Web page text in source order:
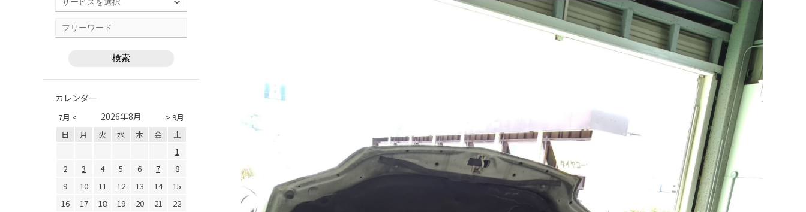
カレンダー
7月 < > 9月
2026年8月
日 月 火 水 木 金
土
1
2
3 4 5 6 7
8
9
10 11 12 13 14
15
16
17 18 19 20 21
22